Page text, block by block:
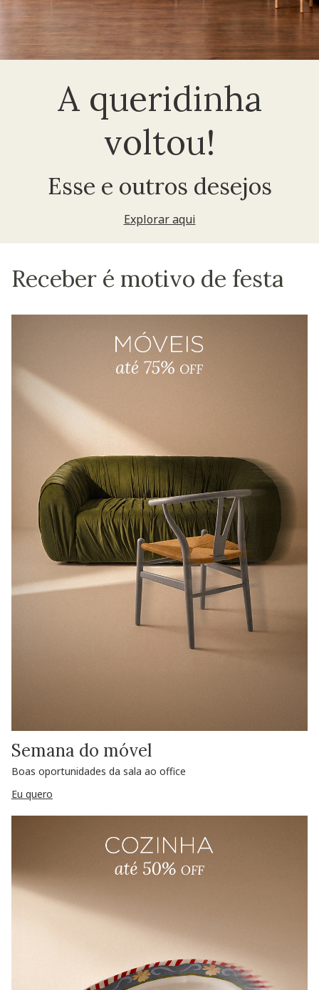
A queridinha
voltou!
Esse e outros desejos
Explorar aqui
Receber é motivo de festa
Semana do móvel
Boas oportunidades da sala ao office
Eu quero